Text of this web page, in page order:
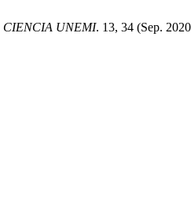
CIENCIA UNEMI. 13, 34 (Sep.